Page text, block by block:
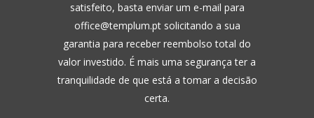
satisfeito, basta enviar um e-mail para
office@templum.ptsolicitando a sua
garantia para receber reembolso total do
valor investido. É mais uma segurança ter a
tranquilidade de que está a tomar a decisão
certa.